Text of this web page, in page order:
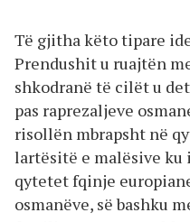
Të gjitha këto tipare
Prendushit u ruajtën
shkodranë të cilët u
pas raprezaljeve
risollën mbrapsht në
lartësitë e malësive ku
qytetet fqinje
osmanëve, së bashku